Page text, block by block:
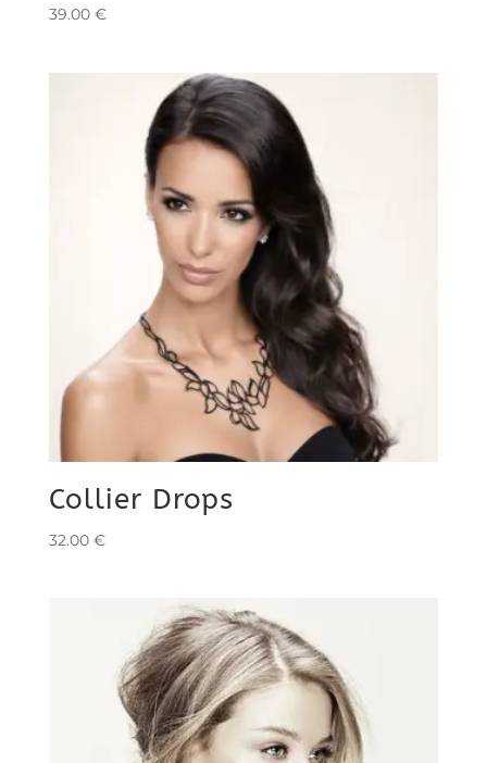
39.00 €
Collier Drops
32.00 €